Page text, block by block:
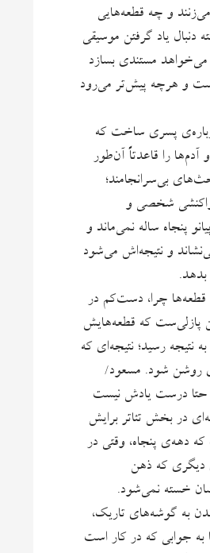
و چه قطعه‌هایی
یاد گرفتن موسیقی
می‌خواهد مستندی بسازد
و هرچه پیش‌تر می‌رود
پسری ساخت که
را قاعدتاً آن‌طور
بی‌سرانجامند؛
واکنشی شخصی و
پنجاه ساله نمی‌ماند و
و نتیجه‌اش می‌شود
قطعه‌ها چرا، دست‌کم در
پازلی‌ست که قطعه‌هایش
نتیجه رسید؛ نتیجه‌ای که
روشن شود. مسعود/
حتا درست یادش نیست
در بخش تئاتر برایش
دهه‌ی پنجاه، وقتی در
دیگری که ذهن
خسته نمی‌شود.
به گوشه‌های تاریک،
به جوابی که در کار است